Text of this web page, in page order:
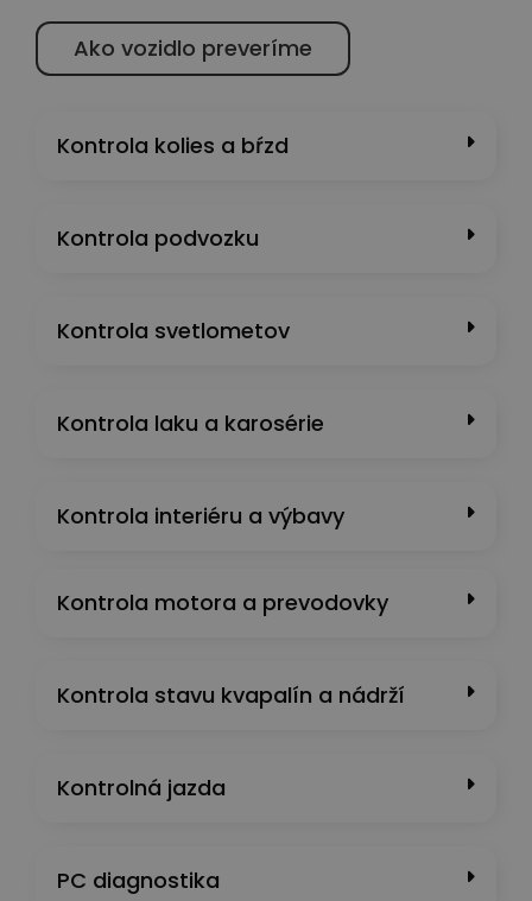
Ako vozidlo preveríme
Kontrola kolies a bŕzd
Kontrola podvozku
Kontrola svetlometov
Kontrola laku a karosérie
Kontrola interiéru a výbavy
Kontrola motora a prevodovky
Kontrola stavu kvapalín a nádrží
Kontrolná jazda
PC diagnostika